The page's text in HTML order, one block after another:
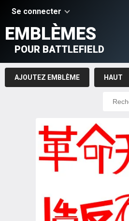
Se connecter
EMBLÈMES
POUR BATTLEFIELD
AJOUTEZ EMBLÈME HAUT